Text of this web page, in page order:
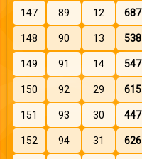
147
89 12 687
148
90 13 538
149
91 14 547
150
92 29 615
151
93 30 447
152
94 31 626